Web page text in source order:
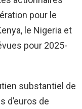
pour le
le Nigeria et
pour 2025-
substantiel de
d’euros de